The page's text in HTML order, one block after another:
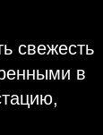
свежесть
в